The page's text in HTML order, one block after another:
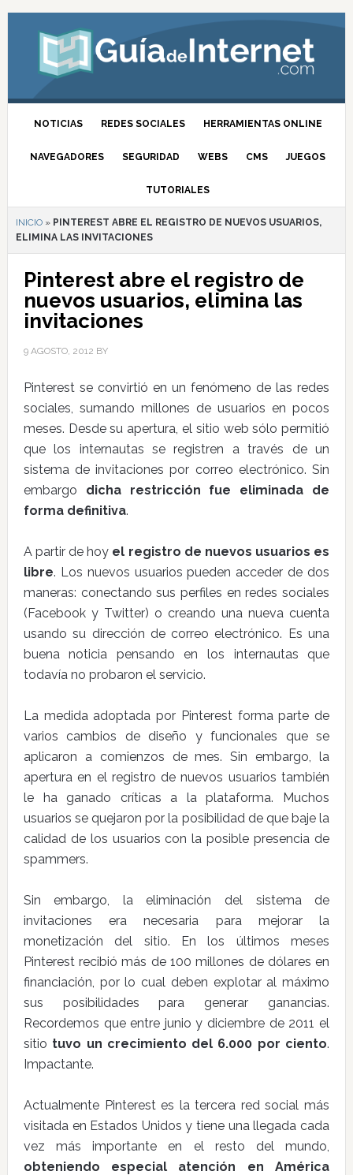
NOTICIAS REDES SOCIALES HERRAMIENTAS ONLINE
NAVEGADORES SEGURIDAD WEBS CMS JUEGOS
TUTORIALES
INICIO» PINTEREST ABRE EL REGISTRO DE NUEVOS USUARIOS,
ELIMINA LAS INVITACIONES
Pinterest abre el registro de
nuevos usuarios, elimina las
invitaciones
9 AGOSTO, 2012 BY
Pinterest se convirtió en un fenómeno de las redes
sociales, sumando millones de usuarios en pocos
meses. Desde su apertura, el sitio web sólo permitió
que los internautas se registren a través de un
sistema de invitaciones por correo electrónico. Sin
embargo dicha restricción fue eliminada de
forma definitiva.
A partir de hoy el registro de nuevos usuarios es
libre. Los nuevos usuarios pueden acceder de dos
maneras: conectando sus perfiles en redes sociales
(Facebook y Twitter) o creando una nueva cuenta
usando su dirección de correo electrónico. Es una
buena noticia pensando en los internautas que
todavía no probaron el servicio.
La medida adoptada por Pinterest forma parte de
varios cambios de diseño y funcionales que se
aplicaron a comienzos de mes. Sin embargo, la
apertura en el registro de nuevos usuarios también
le ha ganado críticas a la plataforma. Muchos
usuarios se quejaron por la posibilidad de que baje la
calidad de los usuarios con la posible presencia de
spammers.
Sin embargo, la eliminación del sistema de
invitaciones era necesaria para mejorar la
monetización del sitio. En los últimos meses
Pinterest recibió más de 100 millones de dólares en
financiación, por lo cual deben explotar al máximo
sus posibilidades para generar ganancias.
Recordemos que entre junio y diciembre de 2011 el
sitio tuvo un crecimiento del 6.000 por ciento.
Impactante.
Actualmente Pinterest es la tercera red social más
visitada en Estados Unidos y tiene una llegada cada
vez más importante en el resto del mundo,
obteniendo especial atención en América